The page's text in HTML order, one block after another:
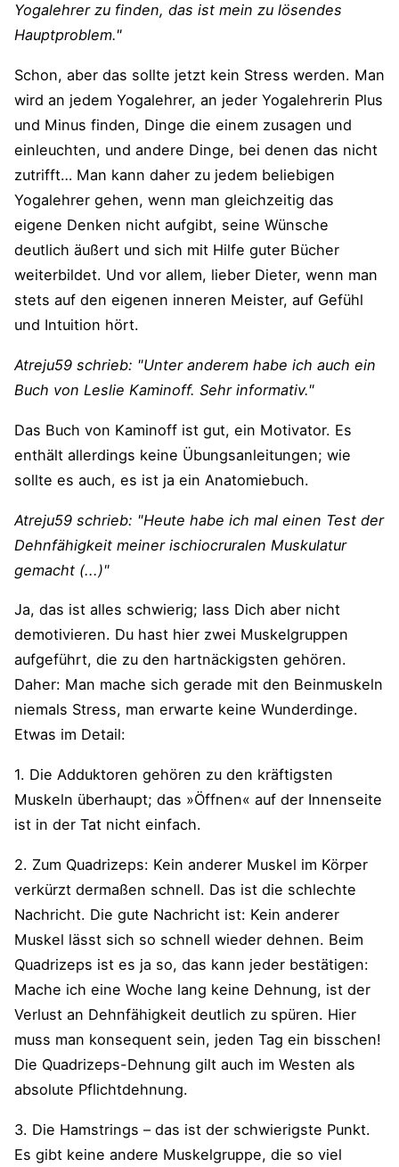
Yogalehrer zu finden, das ist mein zu lösendes
Hauptproblem."
Schon, aber das sollte jetzt kein Stress werden. Man
wird an jedem Yogalehrer, an jeder Yogalehrerin Plus
und Minus finden, Dinge die einem zusagen und
einleuchten, und andere Dinge, bei denen das nicht
zutrifft… Man kann daher zu jedem beliebigen
Yogalehrer gehen, wenn man gleichzeitig das
eigene Denken nicht aufgibt, seine Wünsche
deutlich äußert und sich mit Hilfe guter Bücher
weiterbildet. Und vor allem, lieber Dieter, wenn man
stets auf den eigenen inneren Meister, auf Gefühl
und Intuition hört.
Atreju59 schrieb: "Unter anderem habe ich auch ein
Buch von Leslie Kaminoff. Sehr informativ."
Das Buch von Kaminoff ist gut, ein Motivator. Es
enthält allerdings keine Übungsanleitungen; wie
sollte es auch, es ist ja ein Anatomiebuch.
Atreju59 schrieb: "Heute habe ich mal einen Test der
Dehnfähigkeit meiner ischiocruralen Muskulatur
gemacht (...)"
Ja, das ist alles schwierig; lass Dich aber nicht
demotivieren. Du hast hier zwei Muskelgruppen
aufgeführt, die zu den hartnäckigsten gehören.
Daher: Man mache sich gerade mit den Beinmuskeln
niemals Stress, man erwarte keine Wunderdinge.
Etwas im Detail:
1. Die Adduktoren gehören zu den kräftigsten
Muskeln überhaupt; das »Öffnen« auf der Innenseite
ist in der Tat nicht einfach.
2. Zum Quadrizeps: Kein anderer Muskel im Körper
verkürzt dermaßen schnell. Das ist die schlechte
Nachricht. Die gute Nachricht ist: Kein anderer
Muskel lässt sich so schnell wieder dehnen. Beim
Quadrizeps ist es ja so, das kann jeder bestätigen:
Mache ich eine Woche lang keine Dehnung, ist der
Verlust an Dehnfähigkeit deutlich zu spüren. Hier
muss man konsequent sein, jeden Tag ein bisschen!
Die Quadrizeps-Dehnung gilt auch im Westen als
absolute Pflichtdehnung.
3. Die Hamstrings – das ist der schwierigste Punkt.
Es gibt keine andere Muskelgruppe, die so viel